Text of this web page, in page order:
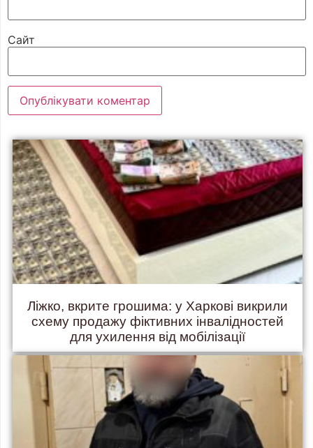
Сайт
Ліжко, вкрите грошима: у Харкові викрили
схему продажу фіктивних інвалідностей
для ухилення від мобілізації